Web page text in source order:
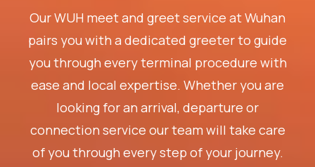
Our WUH meet and greet service at Wuhan
pairs you with a dedicated greeter to guide
you through every terminal procedure with
ease and local expertise. Whether you are
looking for an arrival, departure or
connection service our team will take care
of you through every step of your journey.